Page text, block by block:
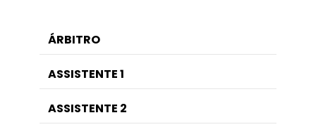
ÁRBITRO
ASSISTENTE 1
ASSISTENTE 2